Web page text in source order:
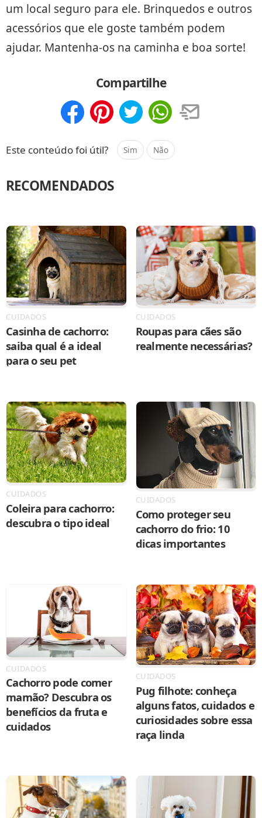
um local seguro para ele. Brinquedos e outros
acessórios que ele goste também podem
ajudar. Mantenha-os na caminha e boa sorte!
Compartilhe
Este conteúdo foi útil? Sim Não
RECOMENDADOS
CUIDADOS
Casinha de cachorro:
saiba qual é a ideal
para o seu pet
CUIDADOS
Roupas para cães são
realmente necessárias?
CUIDADOS
Coleira para cachorro:
descubra o tipo ideal
CUIDADOS
Como proteger seu
cachorro do frio: 10
dicas importantes
CUIDADOS
Cachorro pode comer
mamão? Descubra os
benefícios da fruta e
cuidados
CUIDADOS
Pug filhote: conheça
alguns fatos, cuidados e
curiosidades sobre essa
raça linda